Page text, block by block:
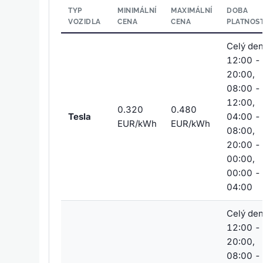
TYP
VOZIDLA
MINIMÁLNÍ
CENA
MAXIMÁLNÍ
CENA
DOBA
PLATNOSTI
Tesla
0.320
EUR/kWh
0.480
EUR/kWh
Celý den,
12:00 -
20:00,
08:00 -
12:00,
04:00 -
08:00,
20:00 -
00:00,
00:00 -
04:00
Celý den,
12:00 -
20:00,
08:00 -